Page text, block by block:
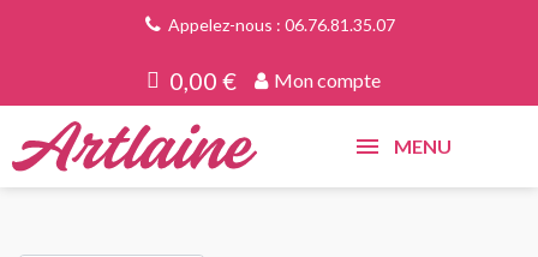
Appelez-nous : 06.76.81.35.07
0,00 € Mon compte
MENU